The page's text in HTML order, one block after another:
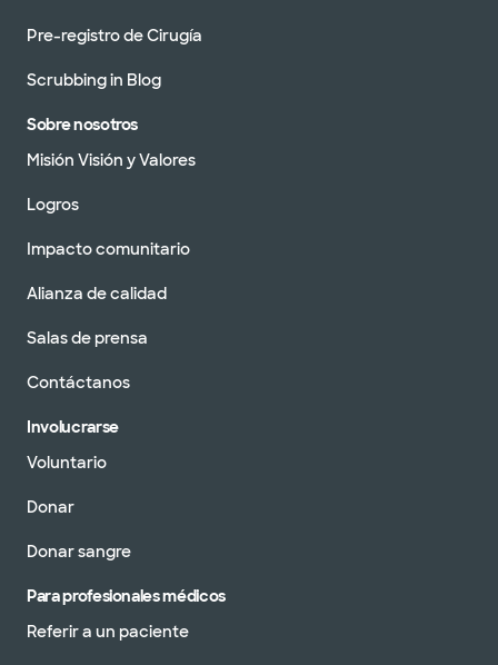
Pre-registro de Cirugía
Scrubbing in Blog
Sobre nosotros
Misión Visión y Valores
Logros
Impacto comunitario
Alianza de calidad
Salas de prensa
Contáctanos
Involucrarse
Voluntario
Donar
Donar sangre
Para profesionales médicos
Referir a un paciente